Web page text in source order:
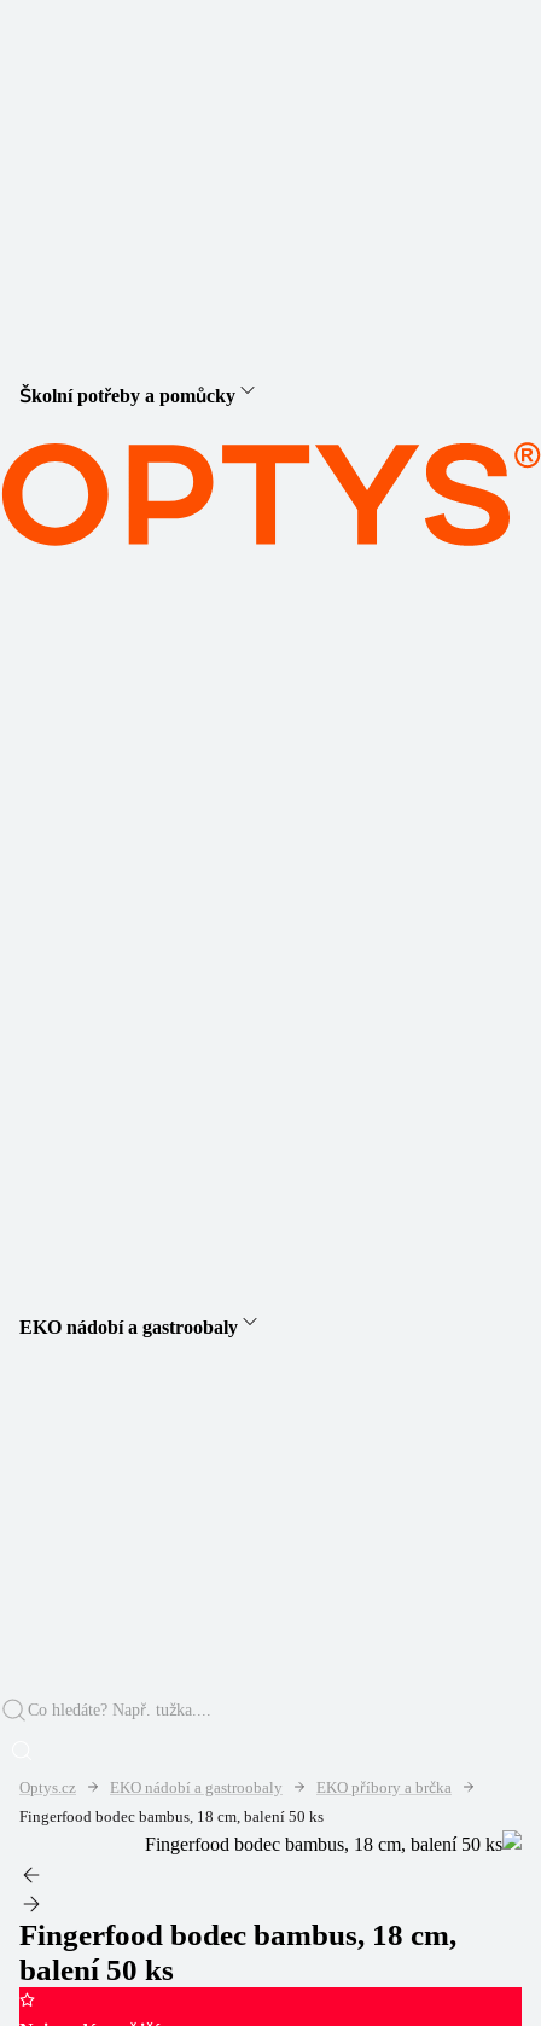
Školní potřeby a pomůcky
EKO nádobí a gastroobaly
Optys.cz EKO nádobí a gastroobaly
EKO příbory a brčka
Fingerfood bodec bambus, 18 cm, balení 50 ks
Fingerfood bodec bambus, 18 cm,
balení 50 ks